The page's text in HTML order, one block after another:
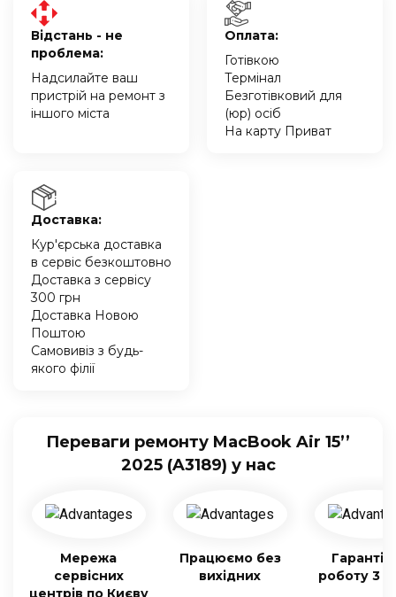
Відстань - не
проблема:
Надсилайте ваш
пристрій на ремонт з
іншого міста
Оплата:
Готівкою
Термінал
Безготівковий для
(юр) осіб
На карту Приват
Доставка:
Кур'єрська доставка
в сервіс безкоштовно
Доставка з сервісу
300 грн
Доставка Новою
Поштою
Самовивіз з будь-
якого філії
Переваги ремонту MacBook Air 15’’
2025 (A3189) у нас
Мережа
сервісних
центрів по Києву
Працюємо без
вихідних
Гарантія
роботу 3